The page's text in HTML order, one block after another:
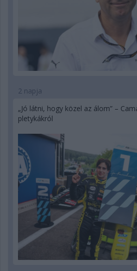
2 napja
„Jó látni, hogy közel az álom” –
pletykákról